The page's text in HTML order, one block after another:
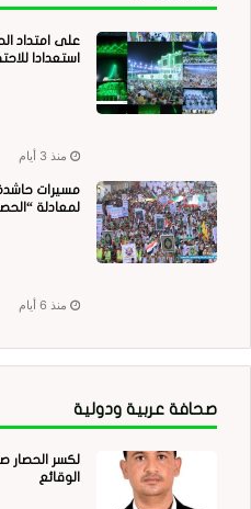
على امتداد
استعدادا
منذ 3 أيام
لمعادلة
منذ 6 أيام
صحافة عربية ودولية
لكسر الحصار
الوقائع